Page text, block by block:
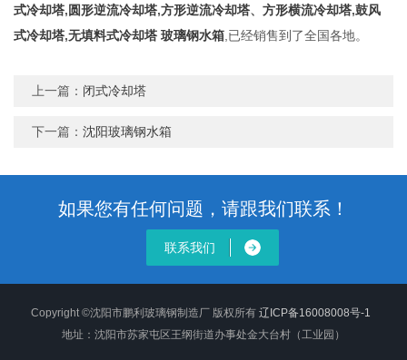
式冷却塔,圆形逆流冷却塔,方形逆流冷却塔、方形横流冷却塔,鼓风
式冷却塔,无填料式冷却塔 玻璃钢水箱 ,已经销售到了全国各地。
上一篇： 闭式冷却塔
下一篇：沈阳玻璃钢水箱
如果您有任何问题，请跟我们联系！
联系我们
Copyright ©沈阳市鹏利玻璃钢制造厂 版权所有 辽ICP备16008008号-1
地址：沈阳市苏家屯区王纲街道办事处金大台村（工业园）